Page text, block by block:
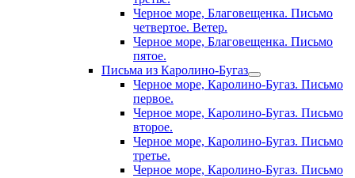
Черное море, Благовещенка. Письмо
четвертое. Ветер.
Черное море, Благовещенка. Письмо
пятое.
Письма из Каролино-Бугаз
Черное море, Каролино-Бугаз. Письмо
первое.
Черное море, Каролино-Бугаз. Письмо
второе.
Черное море, Каролино-Бугаз. Письмо
третье.
Черное море, Каролино-Бугаз. Письмо